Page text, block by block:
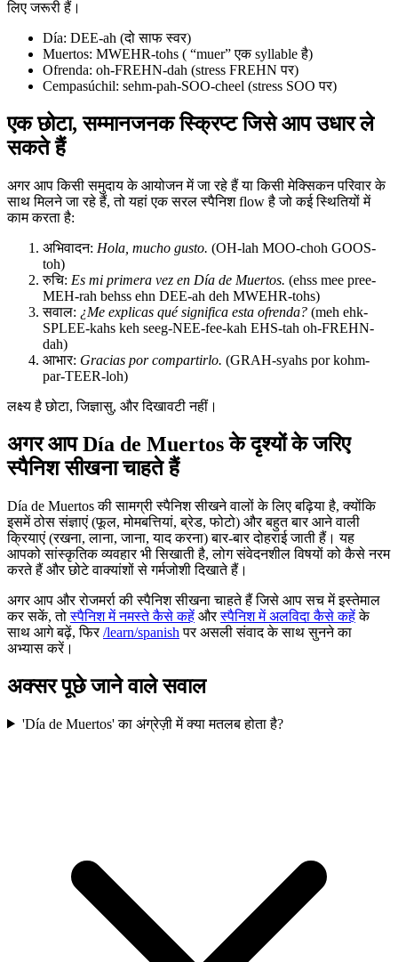
लिए जरूरी हैं।
Día: DEE-ah (दो साफ स्वर)
Muertos: MWEHR-tohs ( “muer” एक syllable है)
Ofrenda: oh-FREHN-dah (stress FREHN पर)
Cempasúchil: sehm-pah-SOO-cheel (stress SOO पर)
एक छोटा, सम्मानजनक स्क्रिप्ट जिसे आप उधार ले
सकते हैं
अगर आप किसी समुदाय के आयोजन में जा रहे हैं या किसी मेक्सिकन परिवार के
साथ मिलने जा रहे हैं, तो यहां एक सरल स्पैनिश flow है जो कई स्थितियों में
काम करता है:
अभिवादन: Hola, mucho gusto. (OH-lah MOO-choh GOOS-
toh)
रुचि: Es mi primera vez en Día de Muertos. (ehss mee pree-
MEH-rah behss ehn DEE-ah deh MWEHR-tohs)
सवाल: ¿Me explicas qué significa esta ofrenda? (meh ehk-
SPLEE-kahs keh seeg-NEE-fee-kah EHS-tah oh-FREHN-
dah)
आभार: Gracias por compartirlo. (GRAH-syahs por kohm-
par-TEER-loh)
लक्ष्य है छोटा, जिज्ञासु, और दिखावटी नहीं।
अगर आप Día de Muertos के दृश्यों के जरिए
स्पैनिश सीखना चाहते हैं
Día de Muertos की सामग्री स्पैनिश सीखने वालों के लिए बढ़िया है, क्योंकि
इसमें ठोस संज्ञाएं (फूल, मोमबत्तियां, ब्रेड, फोटो) और बहुत बार आने वाली
क्रियाएं (रखना, लाना, जाना, याद करना) बार-बार दोहराई जाती हैं। यह
आपको सांस्कृतिक व्यवहार भी सिखाती है, लोग संवेदनशील विषयों को कैसे नरम
करते हैं और छोटे वाक्यांशों से गर्मजोशी दिखाते हैं।
अगर आप और रोजमर्रा की स्पैनिश सीखना चाहते हैं जिसे आप सच में इस्तेमाल
कर सकें, तोस्पैनिश में नमस्ते कैसे कहें औरस्पैनिश में अलविदा कैसे कहेंके
साथ आगे बढ़ें, फिर/learn/spanish पर असली संवाद के साथ सुनने का
अभ्यास करें।
अक्सर पूछे जाने वाले सवाल
'Día de Muertos' का अंग्रेज़ी में क्या मतलब होता है?